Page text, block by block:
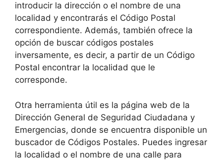
introducir la dirección o el nombre de una
localidad y encontrarás el Código Postal
correspondiente. Además, también ofrece la
opción de buscar códigos postales
inversamente, es decir, a partir de un Código
Postal encontrar la localidad que le
corresponde.
Otra herramienta útil es la página web de la
Dirección General de Seguridad Ciudadana y
Emergencias, donde se encuentra disponible un
buscador de Códigos Postales. Puedes ingresar
la localidad o el nombre de una calle para